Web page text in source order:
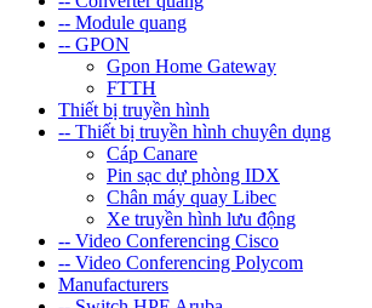
-- Module quang
-- GPON
Gpon Home Gateway
FTTH
Thiết bị truyền hình
-- Thiết bị truyền hình chuyên dụng
Cáp Canare
Pin sạc dự phòng IDX
Chân máy quay Libec
Xe truyền hình lưu động
-- Video Conferencing Cisco
-- Video Conferencing Polycom
Manufacturers